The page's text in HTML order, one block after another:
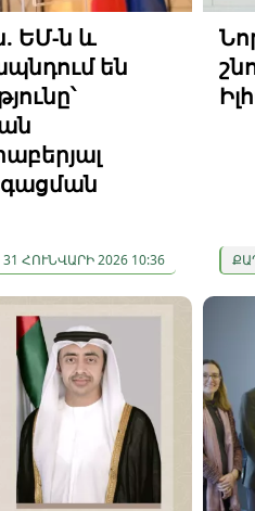
ԵՄ-ն և
են
31 ՀՈՒՆՎԱՐԻ 2026 10:36